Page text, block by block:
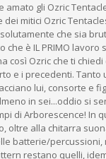
amato gli Ozric
mitici Ozric
che sia
che è IL PRIMO lavoro
così Ozric che ti
e i precedenti. Tanto
lui, consorte e
in sei...oddio si
di Arborescence! In
oltre alla chitarra
batterie/percussioni,
restano quelli,